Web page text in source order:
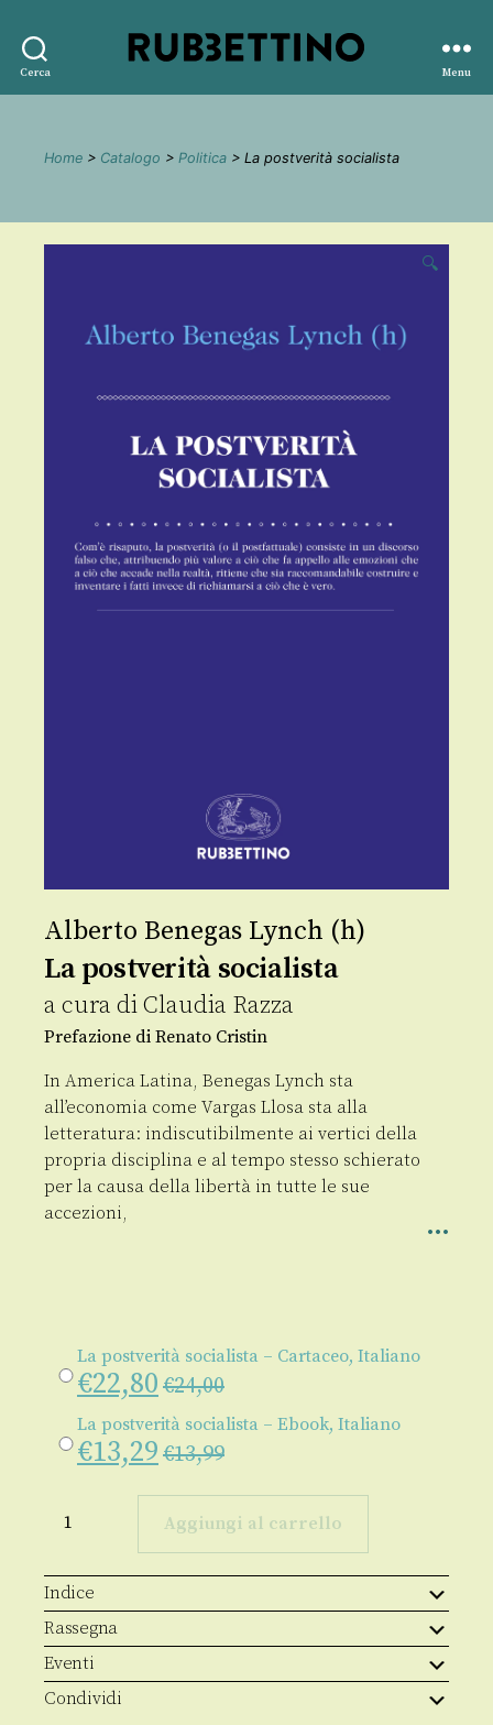
Cerca
editore
Menu
Home > Catalogo > Politica > La postverità socialista
🔍
Alberto Benegas Lynch (h)
La postverità socialista
a cura diClaudia Razza
Prefazione di Renato Cristin
In America Latina, Benegas Lynch sta
all’economia come Vargas Llosa sta alla
letteratura: indiscutibilmente ai vertici della
propria disciplina e al tempo stesso schierato
per la causa della libertà in tutte le sue
accezioni,
La postverità socialista – Cartaceo, Italiano
€22,80 €24,00
La postverità socialista – Ebook, Italiano
€13,29 €13,99
postverità
Aggiungi al carrello
Indice
Rassegna
Eventi
Condividi